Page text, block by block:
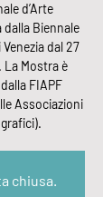
d’Arte
dalla Biennale
dal 27
Mostra è
FIAPF
Associazioni
chiusa.